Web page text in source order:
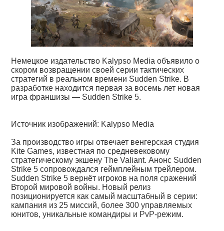
Немецкое издательство Kalypso Media объявило о
скором возвращении своей серии тактических
стратегий в реальном времени Sudden Strike. В
разработке находится первая за восемь лет новая
игра франшизы — Sudden Strike 5.
Источник изображений: Kalypso Media
За производство игры отвечает венгерская студия
Kite Games, известная по средневековому
стратегическому экшену The Valiant. Анонс Sudden
Strike 5 сопровождался геймплейным трейлером.
Sudden Strike 5 вернёт игроков на поля сражений
Второй мировой войны. Новый релиз
позиционируется как самый масштабный в серии:
кампания из 25 миссий, более 300 управляемых
юнитов, уникальные командиры и PvP-режим.